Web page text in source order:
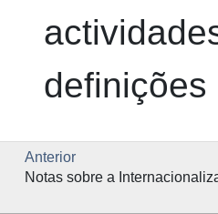
definições
Anterior
Notas sobre a